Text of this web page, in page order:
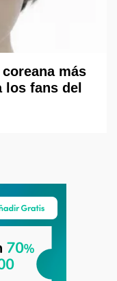
más
los fans del